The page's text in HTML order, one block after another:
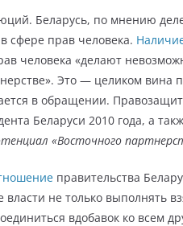
Беларусь, по мнению
сфере прав человека.
человека «делают
Это — целиком вина
в обращении.
Беларуси 2010 года, а
«Восточного
правительства
не только выполнять
вдобавок ко всем